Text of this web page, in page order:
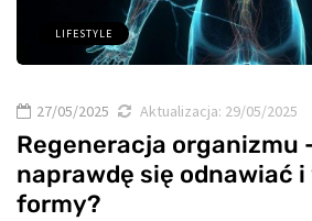
LIFESTYLE
27/05/2025 Aktualizacja: 29/05/2025
Regeneracja organizmu
naprawdę się odnawiać
formy?